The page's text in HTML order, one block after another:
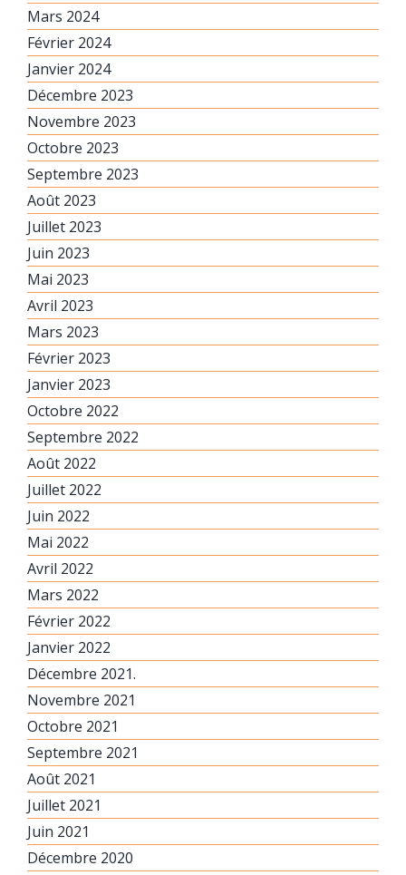
Mars 2024
Février 2024
Janvier 2024
Décembre 2023
Novembre 2023
Octobre 2023
Septembre 2023
Août 2023
Juillet 2023
Juin 2023
Mai 2023
Avril 2023
Mars 2023
Février 2023
Janvier 2023
Octobre 2022
Septembre 2022
Août 2022
Juillet 2022
Juin 2022
Mai 2022
Avril 2022
Mars 2022
Février 2022
Janvier 2022
Décembre 2021.
Novembre 2021
Octobre 2021
Septembre 2021
Août 2021
Juillet 2021
Juin 2021
Décembre 2020